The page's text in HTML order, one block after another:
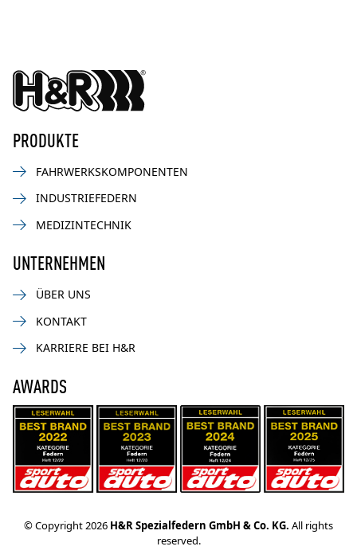
PRODUKTE
FAHRWERKSKOMPONENTEN
INDUSTRIEFEDERN
MEDIZINTECHNIK
UNTERNEHMEN
ÜBER UNS
KONTAKT
KARRIERE BEI H&R
AWARDS
© Copyright 2026 H&R Spezialfedern GmbH & Co. KG. All rights
reserved.